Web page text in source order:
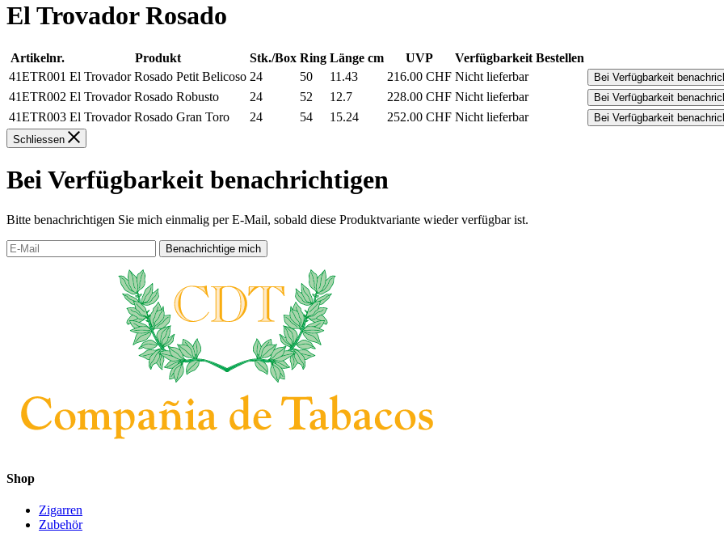
El Trovador Rosado
Artikelnr. Produkt Stk./Box Ring Länge cm UVP Verfügbarkeit Bestellen
41ETR001 El Trovador Rosado Petit Belicoso 24 50 11.43 216.00 CHF Nicht lieferbar Bei Verfügbarkeit
41ETR002 El Trovador Rosado Robusto 24 52 12.7 228.00 CHF Nicht lieferbar Bei Verfügbarkeit
41ETR003 El Trovador Rosado Gran Toro 24 54 15.24 252.00 CHF Nicht lieferbar
Bei Verfügbarkeit
Schliessen
Bei Verfügbarkeit benachrichtigen
Bitte benachrichtigen Sie mich einmalig per E-Mail, sobald diese Produktvariante wieder verfügbar ist.
Shop
Zigarren
Zubehör